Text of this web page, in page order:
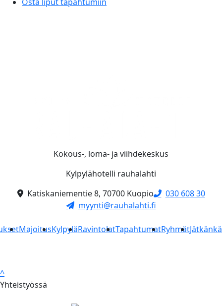
Osta liput tapahtumiin
Kokous-, loma- ja viihdekeskus
Kylpylähotelli rauhalahti
Katiskaniementie 8, 70700 Kuopio
030 608 30
myynti@rauhalahti.fi
MajoitusKylpyläRavintolatTapahtumatRyhmät
^
Yhteistyössä